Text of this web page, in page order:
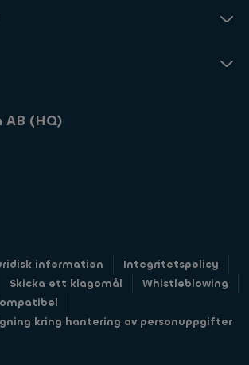
AB (HQ)
information
Integritetspolicy
Skicka ett klagomål
Whistleblowing
kring hantering av personuppgifter